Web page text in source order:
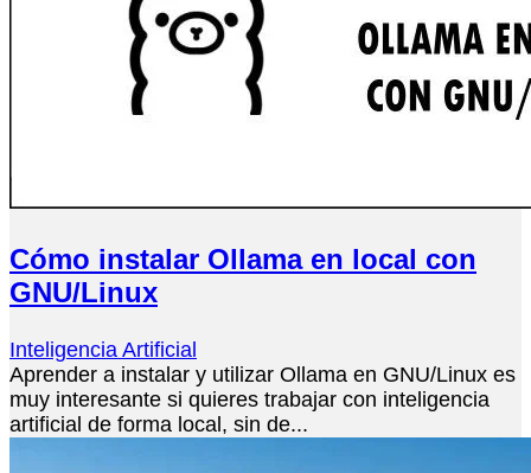
Cómo instalar Ollama en local con
GNU/Linux
Inteligencia Artificial
Aprender a instalar y utilizar Ollama en GNU/Linux es
muy interesante si quieres trabajar con inteligencia
artificial de forma local, sin de...